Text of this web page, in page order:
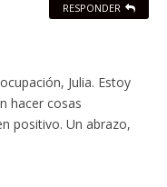
Julia. Estoy
hacer cosas
positivo. Un abrazo,
RESPONDER